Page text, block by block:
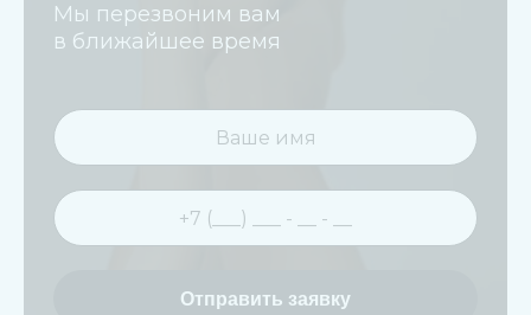
Мы перезвоним вам
в ближайшее время
Отправить заявку